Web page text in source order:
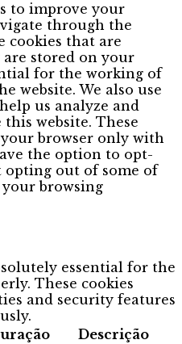
to improve your
through the
cookies that are
are stored on your
for the working of
website. We also use
us analyze and
website. These
browser only with
the option to opt-
opting out of some of
your browsing
essential for the
These cookies
and security features
Descrição